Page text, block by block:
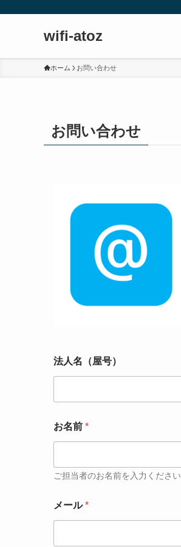
wifi-atoz
ホーム お問い合わせ
お問い合わせ
法人名（屋号）
お名前 *
ご担当者のお名前を入力ください
メール*